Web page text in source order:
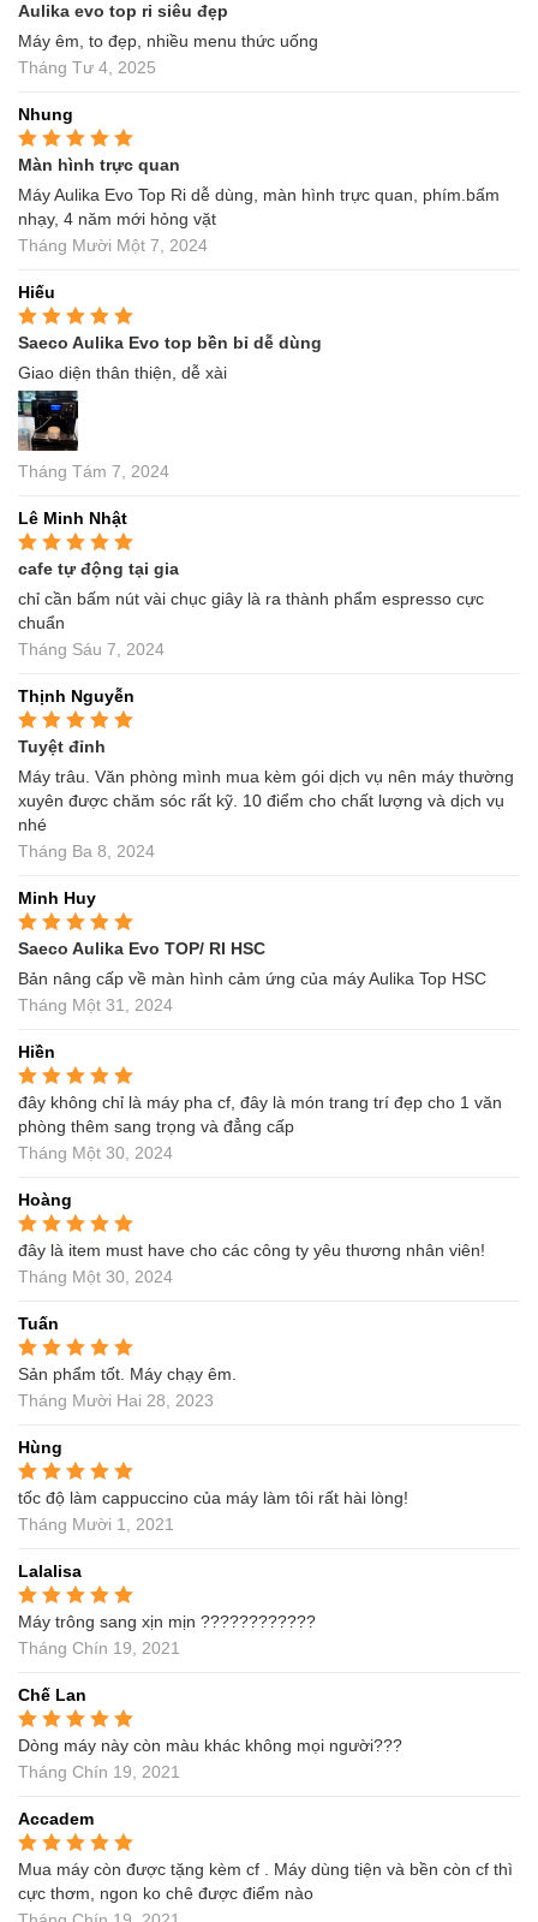
Được xếp hạng 55
Aulika evo top ri siêu đẹp
Máy êm, to đẹp, nhiều menu thức uống
Tháng Tư 4, 2025
Nhung
Được xếp hạng 55
Màn hình trực quan
Máy Aulika Evo Top Ri dễ dùng, màn hình trực quan, phím.bấm
nhạy, 4 năm mới hỏng vặt
Tháng Mười Một 7, 2024
Hiếu
Được xếp hạng55
Saeco Aulika Evo top bền bỉ dễ dùng
Giao diện thân thiện, dễ xài
Tháng Tám 7, 2024
Lê Minh Nhật
Được xếp hạng5 5
cafe tự động tại gia
chỉ cần bấm nút vài chục giây là ra thành phẩm espresso cực
chuẩn
Tháng Sáu 7, 2024
Thịnh Nguyễn
Được xếp hạng
Tuyệt đỉnh
Máy trâu. Văn phòng mình mua kèm gói dịch vụ nên máy thường
xuyên được chăm sóc rất kỹ. 10 điểm cho chất lượng và dịch vụ
nhé
Tháng Ba 8, 2024
Minh Huy
Được xếp hạng55
Saeco Aulika Evo TOP/ RI HSC
Bản nâng cấp về màn hình cảm ứng của máy Aulika Top HSC
Tháng Một 31, 2024
Hiền
Được xếp hạng5 5
sao
đây không chỉ là máy pha cf, đây là món trang trí đẹp cho 1 văn
phòng thêm sang trọng và đẳng cấp
Tháng Một 30, 2024
Hoàng
Được xếp hạng5 5
sao
đây là item must have cho các công ty yêu thương nhân viên!
Tháng Một 30, 2024
Tuấn
Được xếp hạng55
sao
Sản phẩm tốt. Máy chạy êm.
Tháng Mười Hai 28, 2023
Hùng
Được xếp hạng55
sao
tốc độ làm cappuccino của máy làm tôi rất hài lòng!
Tháng Mười 1, 2021
Lalalisa
Được xếp hạng 55
sao
Máy trông sang xịn mịn ????????????
Tháng Chín 19, 2021
Chế Lan
Được xếp hạng55
sao
Dòng máy này còn màu khác không mọi người???
Tháng Chín 19, 2021
Accadem
Được xếp hạng55
sao
Mua máy còn được tặng kèm cf . Máy dùng tiện và bền còn cf thì
cực thơm, ngon ko chê được điểm nào